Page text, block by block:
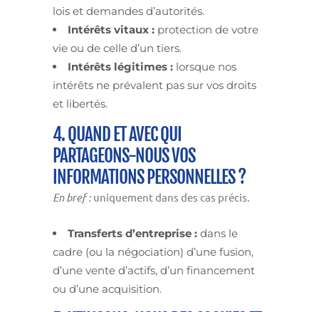
lois et demandes d’autorités.
Intérêts vitaux : protection de votre
vie ou de celle d’un tiers.
Intérêts légitimes : lorsque nos
intérêts ne prévalent pas sur vos droits
et libertés.
4. QUAND ET AVEC QUI
PARTAGEONS-NOUS VOS
INFORMATIONS PERSONNELLES ?
En bref :uniquement dans des cas précis.
Transferts d’entreprise : dans le
cadre (ou la négociation) d’une fusion,
d’une vente d’actifs, d’un financement
ou d’une acquisition.